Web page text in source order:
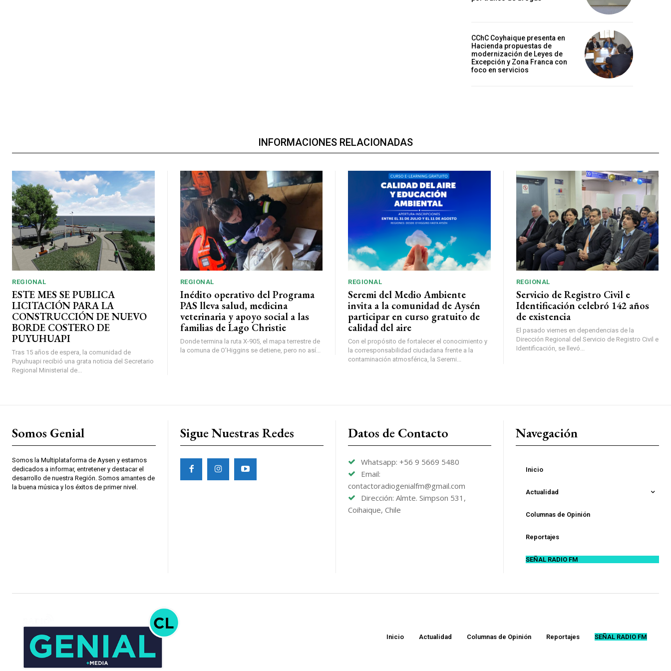
CChC Coyhaique presenta en
Hacienda propuestas de
modernización de Leyes de
Excepción y Zona Franca con
foco en servicios
INFORMACIONES RELACIONADAS
REGIONAL
ESTE MES SE PUBLICA
LICITACIÓN PARA LA
CONSTRUCCIÓN DE NUEVO
BORDE COSTERO DE
PUYUHUAPI
Tras 15 años de espera, la comunidad de
Puyuhuapi recibió una grata noticia del Secretario
Regional Ministerial de...
REGIONAL
Inédito operativo del Programa
PAS lleva salud, medicina
veterinaria y apoyo social a las
familias de Lago Christie
Donde termina la ruta X-905, el mapa terrestre de
la comuna de O’Higgins se detiene, pero no así...
REGIONAL
Seremi del Medio Ambiente
invita a la comunidad de Aysén
participar en curso gratuito de
calidad del aire
Con el propósito de fortalecer el conocimiento y
la corresponsabilidad ciudadana frente a la
contaminación atmosférica, la Seremi...
REGIONAL
Servicio de Registro Civil e
Identificación celebró 142 años
de existencia
El pasado viernes en dependencias de la
Dirección Regional del Servicio de Registro Civil e
Identificación, se llevó...
Somos Genial
Somos la Multiplataforma de Aysen y estamos
dedicados a informar, entretener y destacar el
desarrollo de nuestra Región. Somos amantes de
la buena música y los éxitos de primer nivel.
Sigue Nuestras Redes Datos de Contacto
Whatsapp: +56 9 5669 5480
Email:
contactoradiogenialfm@gmail.com
Dirección: Almte. Simpson 531,
Coihaique, Chile
Navegación
Inicio
Actualidad
Columnas de Opinión
Reportajes
SEÑAL RADIO FM
Inicio Actualidad Columnas de Opinión Reportajes SEÑAL RADIO FM